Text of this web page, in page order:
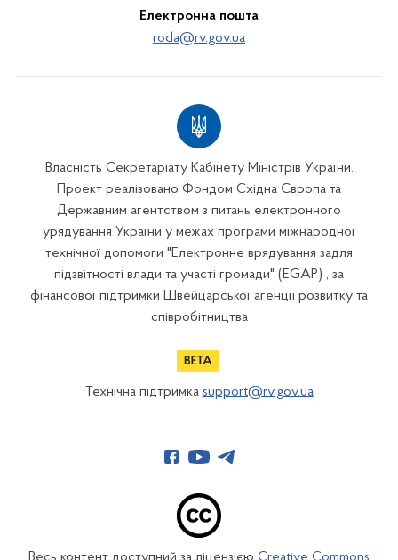
Електронна пошта
roda@rv.gov.ua
Власність Секретаріату Кабінету Міністрів України.
Проект реалізовано Фондом Східна Європа та
Державним агентством з питань електронного
урядування України у межах програми міжнародної
технічної допомоги "Електронне врядування задля
підзвітності влади та участі громади" (EGAP) , за
фінансової підтримки Швейцарської агенції розвитку та
співробітництва
Технічна підтримка support@rv.gov.ua
Весь контент доступний за ліцензією Creative Commons